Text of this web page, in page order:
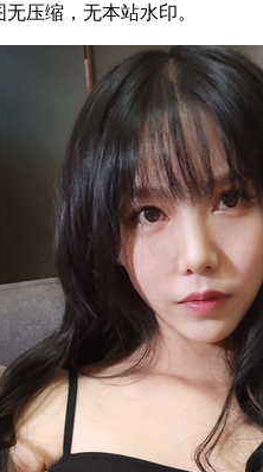
压缩，无本站水印。